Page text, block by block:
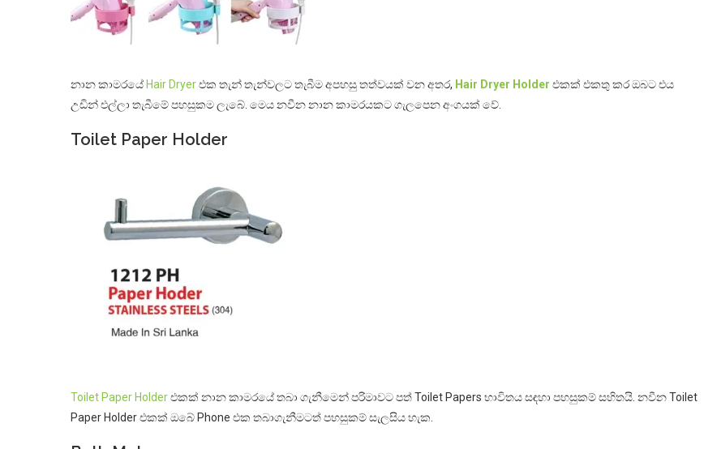
නාන කාමරයේ Hair Dryerඑක තැන් තැන්වලට තැබීම අපහසු තත්වයක් වන අතර, Hair Dryer Holder එකක් එකතු කර ඔබට එය
උඩින් එල්ලා තැබීමේ පහසුකම ලැබේ. මෙය නවීන නාන කාමරයකට ගැලපෙන අංගයක් වේ.
Toilet Paper Holder
Toilet Paper Holderඑකක් නාන කාමරයේ තබා ගැනීමෙන් පරිමාවට පත් Toilet Papers භාවිතය සඳහා පහසුකම් සහිතයි. නවීන Toilet
Paper Holder එකක් ඔබේ Phone එක තබාගැනීමටත් පහසුකම් සැලසිය හැක.